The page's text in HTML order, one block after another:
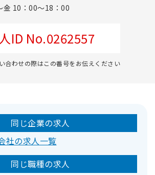
金 10：00～18：00
ID No.0262557
合わせの際はこの番号をお伝えください
同じ企業の求人
社の求人一覧
同じ職種の求人